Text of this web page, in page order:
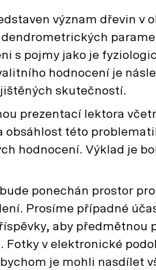
význam dřevin v
s pojmy jako je
hodnocení je
skutečností.
prezentací lektora
obsáhlost této
hodnocení. Výklad je
ponechán prostor
Prosíme případné
aby
Fotky v elektronické
je mohli nasdílet